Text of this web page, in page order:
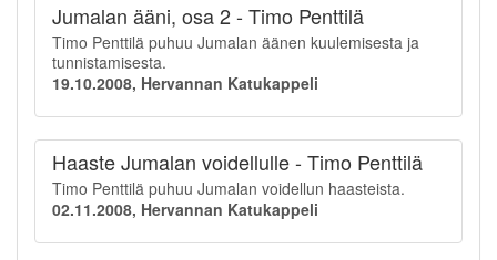
Jumalan ääni, osa 2 - Timo Penttilä
Timo Penttilä puhuu Jumalan äänen kuulemisesta ja
tunnistamisesta.
19.10.2008, Hervannan Katukappeli
Haaste Jumalan voidellulle - Timo Penttilä
Timo Penttilä puhuu Jumalan voidellun haasteista.
02.11.2008, Hervannan Katukappeli